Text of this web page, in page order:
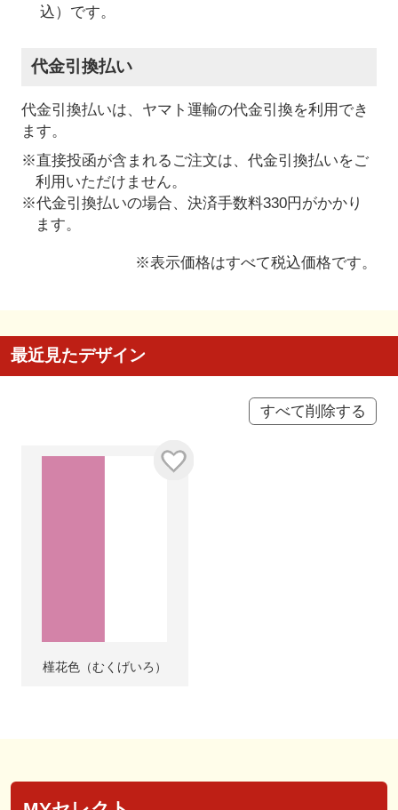
込）です。
代金引換払い
代金引換払いは、ヤマト運輸の代金引換を利用でき
ます。
※直接投函が含まれるご注文は、代金引換払いをご
利用いただけません。
※代金引換払いの場合、決済手数料330円がかかり
ます。
※表示価格はすべて税込価格です。
最近見たデザイン
すべて削除する
槿花色（むくげいろ）